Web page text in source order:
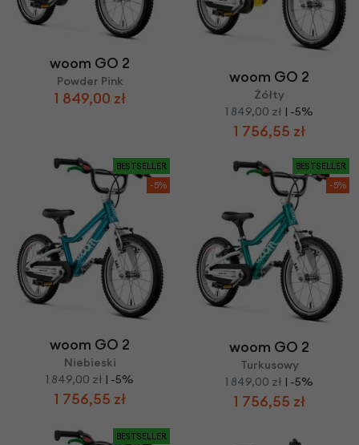
woom GO 2
Powder Pink
1 849,00 zł
woom GO 2
Żółty
1 849,00 zł | -5%
1 756,55 zł
BESTSELLER
-5%
woom GO 2
Niebieski
1 849,00 zł | -5%
1 756,55 zł
BESTSELLER
-5%
woom GO 2
Turkusowy
1 849,00 zł | -5%
1 756,55 zł
BESTSELLER